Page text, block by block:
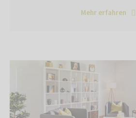
Mehr erfahren